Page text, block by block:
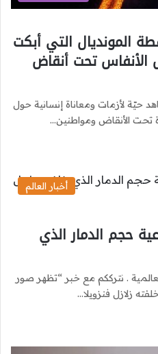
صور: لقطة المونديال التي أبكت
الأنفاس تحت أنقاض
حيّة لأزمات ومعاناة إنسانية حول
تحت الأنقاض ومواطنين…
أخبار العالم
حجم الدمار الذي
الأخبار العالمية . نترككم مع خبر “تظهر صور
زلازل فنزويلا…